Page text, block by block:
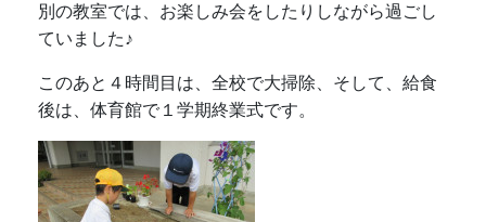
別の教室では、お楽しみ会をしたりしながら過ごし
ていました♪
このあと４時間目は、全校で大掃除、そして、給食
後は、体育館で１学期終業式です。